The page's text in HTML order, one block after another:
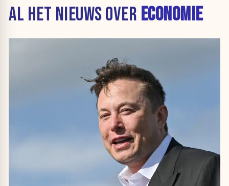
AL HET NIEUWS OVER ECONOMIE